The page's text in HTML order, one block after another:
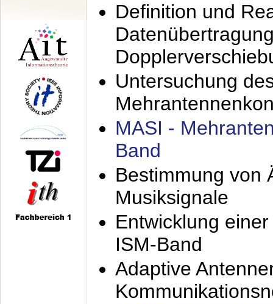
Definition und
Untersuchung
MASI -
Band
Bestimmung von
Musiksignale
Entwicklung
ISM-Band
Adaptive